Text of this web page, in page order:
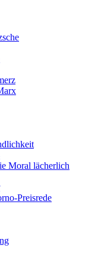
Moral lächerlich
Preisrede